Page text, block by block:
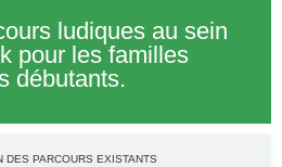
DES PARCOURS EXISTANTS
ludiques au sein
pour les familles
débutants.